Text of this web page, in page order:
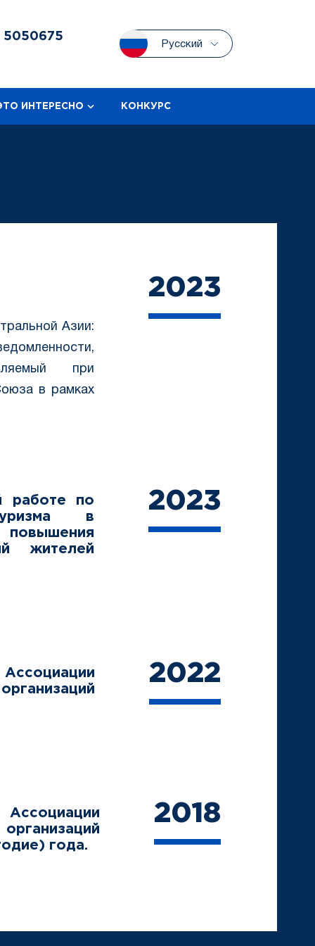
5050675
Русский
ИНТЕРЕСНО КОНКУРС
Азии:
при
в рамках
2023
работе по
в
жителей
2023
2022
года.
2018